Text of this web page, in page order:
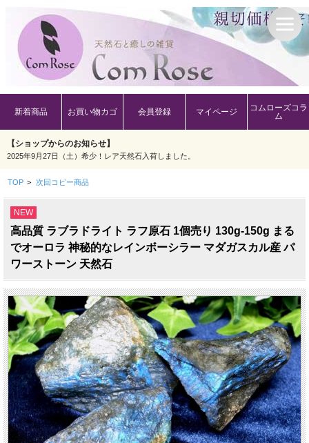
新着商品 お買い物カゴ 会員登録 マイページ
コムローズコラ
ム
【ショップからのお知らせ】
2025年9月27日（土）希少！レア天然石入荷しました。
TOP > 次回コピー商品
NEW
高品質 ラブラドライト ラフ原石 1個売り 130g-150g まる
でオーロラ 神秘的なレインボーシラー マダガスカル産 パ
ワーストーン 天然石